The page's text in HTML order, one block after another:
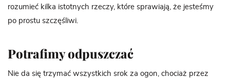
rozumieć kilka istotnych rzeczy, które sprawiają, że jesteśmy
po prostu szczęśliwi.
Potrafimy odpuszczać
Nie da się trzymać wszystkich srok za ogon, chociaż przez